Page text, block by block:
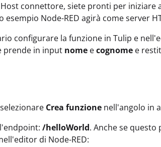
connettore, siete pronti per
Node-RED agirà come server
configurare la funzione in Tulip e
prende in input nome ecognome e
Crea funzione nell'angolo in
/helloWorld. Anche se
di Node-RED: